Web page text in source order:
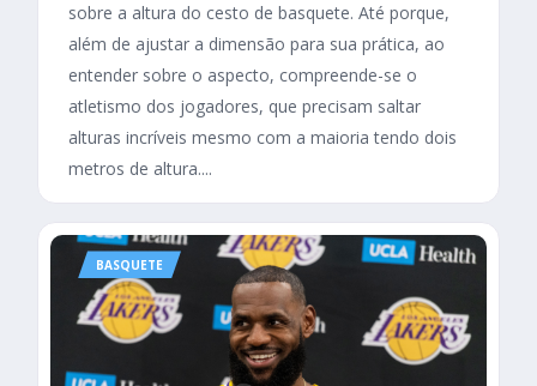
sobre a altura do cesto de basquete. Até porque,
além de ajustar a dimensão para sua prática, ao
entender sobre o aspecto, compreende-se o
atletismo dos jogadores, que precisam saltar
alturas incríveis mesmo com a maioria tendo dois
metros de altura....
BASQUETE